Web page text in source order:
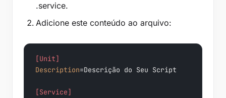
.service.
Adicione este conteúdo ao arquivo:
[Unit]
Description=Descrição do Seu Script
[Service]